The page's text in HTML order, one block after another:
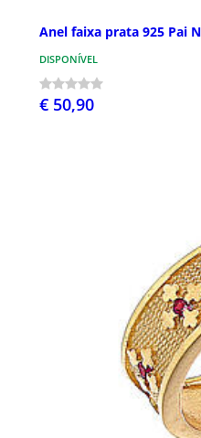
Anel faixa prata 925 Pai
DISPONÍVEL
€ 50,90